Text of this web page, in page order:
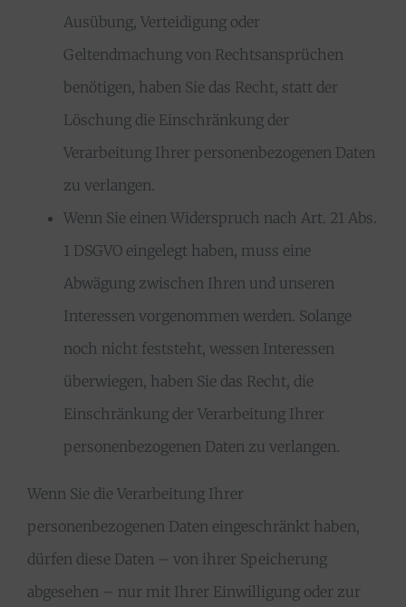
Ausübung, Verteidigung oder
Geltendmachung von Rechtsansprüchen
benötigen, haben Sie das Recht, statt der
Löschung die Einschränkung der
Verarbeitung Ihrer personenbezogenen Daten
zu verlangen.
Wenn Sie einen Widerspruch nach Art. 21 Abs.
1 DSGVO eingelegt haben, muss eine
Abwägung zwischen Ihren und unseren
Interessen vorgenommen werden. Solange
noch nicht feststeht, wessen Interessen
überwiegen, haben Sie das Recht, die
Einschränkung der Verarbeitung Ihrer
personenbezogenen Daten zu verlangen.
Wenn Sie die Verarbeitung Ihrer
personenbezogenen Daten eingeschränkt haben,
dürfen diese Daten – von ihrer Speicherung
abgesehen – nur mit Ihrer Einwilligung oder zur